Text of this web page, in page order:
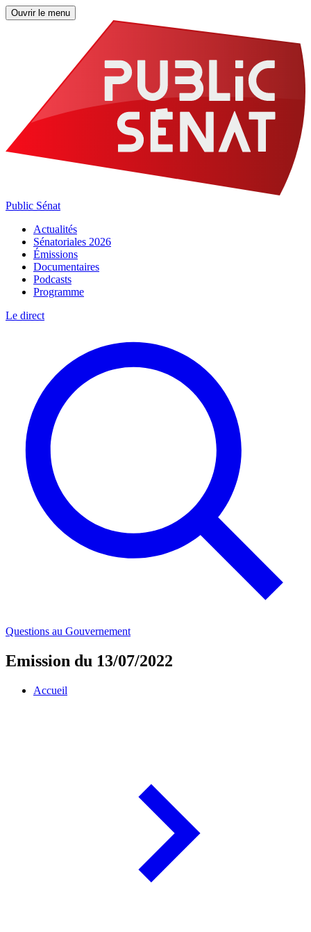
Ouvrir le menu
Public Sénat
Actualités
Sénatoriales 2026
Émissions
Documentaires
Podcasts
Programme
Le direct
Questions au Gouvernement
Emission du 13/07/2022
Accueil